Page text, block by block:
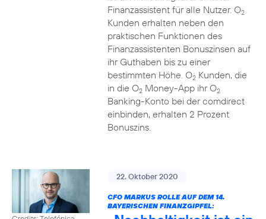
Finanzassistent für alle Nutzer. O2
Kunden erhalten neben den
praktischen Funktionen des
Finanzassistenten Bonuszinsen auf
ihr Guthaben bis zu einer
bestimmten Höhe. O2Kunden, die
in die O2Money-App ihr O2
Banking-Konto bei der comdirect
einbinden, erhalten 2 Prozent
Bonuszins.
22. Oktober 2020
CFO MARKUS ROLLE AUF DEM 14.
BAYERISCHEN FINANZGIPFEL: